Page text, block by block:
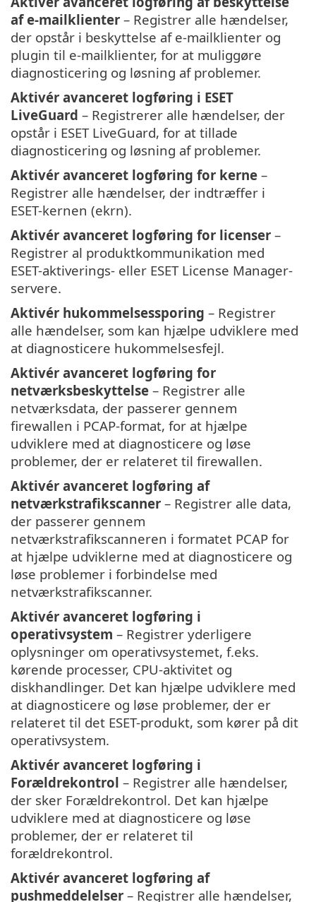
af e-mailklienter – Registrer alle hændelser,
der opstår i beskyttelse af e-mailklienter og
plugin til e-mailklienter, for at muliggøre
diagnosticering og løsning af problemer.
Aktivér avanceret logføring i ESET
LiveGuard – Registrerer alle hændelser, der
opstår i ESET LiveGuard, for at tillade
diagnosticering og løsning af problemer.
Aktivér avanceret logføring for kerne –
Registrer alle hændelser, der indtræffer i
ESET-kernen (ekrn).
Aktivér avanceret logføring for licenser –
Registrer al produktkommunikation med
ESET-aktiverings- eller ESET License Manager-
servere.
Aktivér hukommelsessporing – Registrer
alle hændelser, som kan hjælpe udviklere med
at diagnosticere hukommelsesfejl.
Aktivér avanceret logføring for
netværksbeskyttelse – Registrer alle
netværksdata, der passerer gennem
firewallen i PCAP-format, for at hjælpe
udviklere med at diagnosticere og løse
problemer, der er relateret til firewallen.
Aktivér avanceret logføring af
netværkstrafikscanner – Registrer alle data,
der passerer gennem
netværkstrafikscanneren i formatet PCAP for
at hjælpe udviklerne med at diagnosticere og
løse problemer i forbindelse med
netværkstrafikscanner.
Aktivér avanceret logføring i
operativsystem – Registrer yderligere
oplysninger om operativsystemet, f.eks.
kørende processer, CPU-aktivitet og
diskhandlinger. Det kan hjælpe udviklere med
at diagnosticere og løse problemer, der er
relateret til det ESET-produkt, som kører på dit
operativsystem.
Aktivér avanceret logføring i
Forældrekontrol – Registrer alle hændelser,
der sker Forældrekontrol. Det kan hjælpe
udviklere med at diagnosticere og løse
problemer, der er relateret til
forældrekontrol.
Aktivér avanceret logføring af
pushmeddelelser – Registrer alle hændelser,